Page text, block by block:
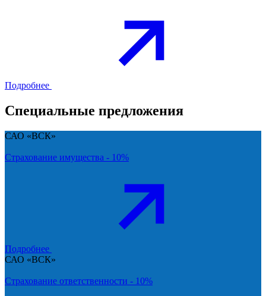
Подробнее
Специальные предложения
САО «ВСК»
Страхование имущества - 10%
Подробнее
САО «ВСК»
Страхование ответственности - 10%